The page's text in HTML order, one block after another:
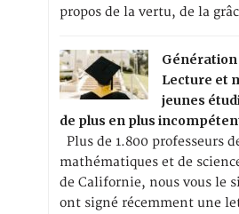
propos de la vertu, de la
Génération
Lecture et
jeunes
de plus en plus
Plus de 1.800 professeurs
mathématiques et de
de Californie, nous vous le
ont signé récemment une